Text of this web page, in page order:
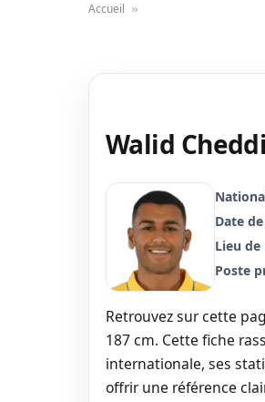
Accueil »
Walid
Date
Lieu de
Poste
Retrouvez sur cette
187 cm. Cette fiche
internationale, ses
offrir une référence